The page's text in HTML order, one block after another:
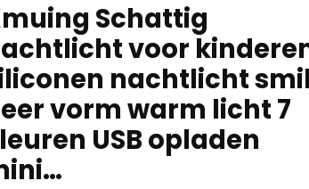
Schattig
voor
nachtlicht
vorm warm licht 7
USB opladen